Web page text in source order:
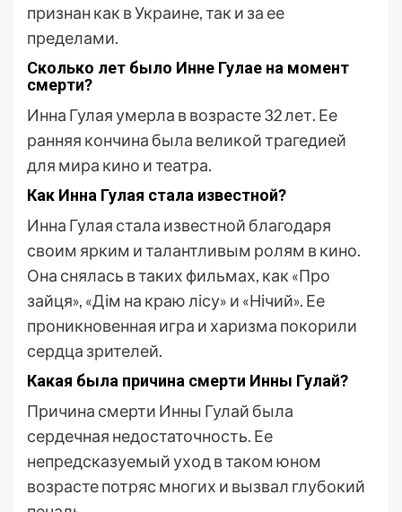
признан как в Украине, так и за ее
пределами.
Сколько лет было Инне Гулае на момент
смерти?
Инна Гулая умерла в возрасте 32 лет. Ее
ранняя кончина была великой трагедией
для мира кино и театра.
Как Инна Гулая стала известной?
Инна Гулая стала известной благодаря
своим ярким и талантливым ролям в кино.
Она снялась в таких фильмах, как «Про
зайця», «Дім на краю лісу» и «Нічий». Ее
проникновенная игра и харизма покорили
сердца зрителей.
Какая была причина смерти Инны Гулай?
Причина смерти Инны Гулай была
сердечная недостаточность. Ее
непредсказуемый уход в таком юном
возрасте потряс многих и вызвал глубокий